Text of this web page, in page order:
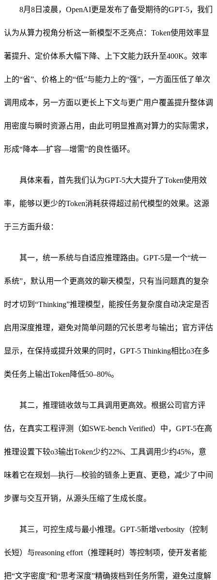
8月8日凌晨，OpenAI更是发布了备受期待的GPT-5，我们
认为从算力视角分析这一新模型不乏亮点：Token使用效率显
著提升、定价体系大幅下降、上下文能力跃升至400K。效率
上的“省”、价格上的“低”与能力上的“强”，一方面压低了单次
调用成本，另一方面以更长上下文与更广用户覆盖提升整体调
用密度与瞬时资源占用，由此可明显推高对算力的实际需求，
形成“降本—扩容—增需”的良性循环。
具体来看，首先我们认为GPT-5大大提升了Token使用效
率，能够以更少的Token消耗获得超过前代模型的效果。这源
于三方面升级：
其一，统一系统与自适应推理路由。GPT-5是一个“统一
系统”，默认用一个更高效的聊天模型，只有当问题真的复杂
时才切到“Thinking”推理模型，能按任务复杂度自动决定是否
启用深度推理，避免对简单问题的冗长思考与输出；官方评估
显示，在保持或提升效果的同时，GPT-5 Thinking相比o3在多
类任务上输出Token降低50–80%。
其二，推理链收敛与工具调用更高效。根据公司官方评
估，在真实工程评测（如SWE-bench Verified）中，GPT-5在高
推理设置下较o3输出Token少约22%、工具调用少约45%，意
味着它在规划—执行—校验的链条上更直、更稳，减少了中间
步骤与交互开销，从源头压缩了生成长度。
其三，可控生成与最小推理。GPT-5新增verbosity（控制
长短）与reasoning effort（推理耗时）等控制项，使开发者能
把“文字密度”和“思考深度”精确拨档到任务所需，避免过度解